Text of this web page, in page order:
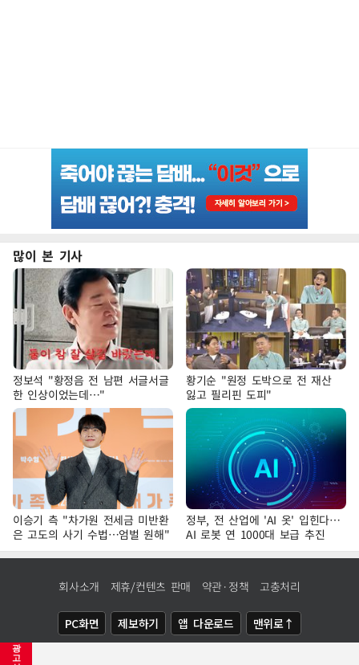
광
고
많이 본 기사
정보석 "황정음 전 남편 서글서글
한 인상이었는데…"
황기순 "원정 도박으로 전 재산
잃고 필리핀 도피"
이승기 측 "차가원 전세금 미반환
은 고도의 사기 수법…엄벌 원해"
정부, 전 산업에 'AI 옷' 입힌다…
AI 로봇 연 1000대 보급 추진
회사소개 제휴/컨텐츠 판매 약관·정책 고충처리
PC화면 제보하기 앱 다운로드 맨위로↑